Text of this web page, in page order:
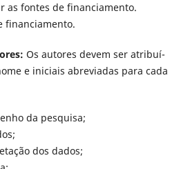
as fontes de financiamento.
financiamento.
Os autores devem ser atribuí­
e iniciais abreviadas para cada
da pesquisa;
dos dados;